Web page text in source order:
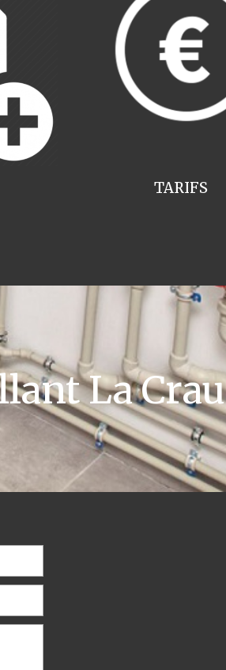
TARIFS
La Crau